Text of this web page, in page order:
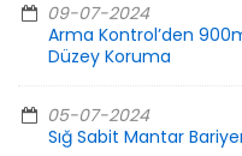
09-07-2024
Arma Kontrol’den
Düzey Koruma
05-07-2024
Sığ Sabit Mantar